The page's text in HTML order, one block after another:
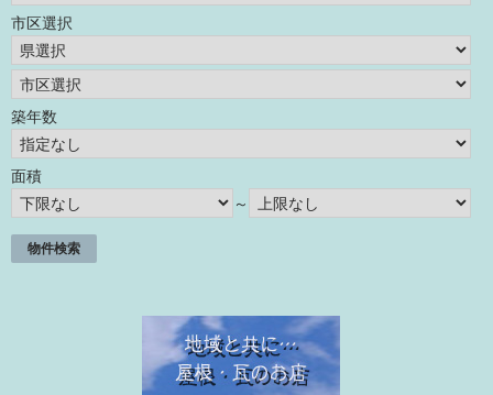
市区選択
築年数
面積
～